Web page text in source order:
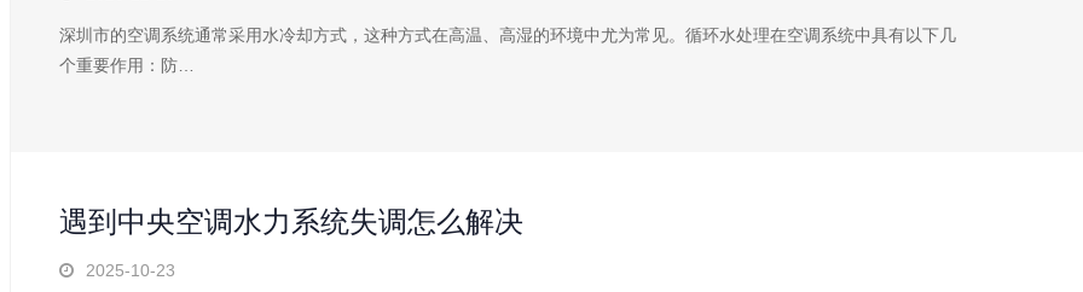
深圳市的空调系统通常采用水冷却方式，这种方式在高温、高湿的环境中尤为常见。循环水处理在空调系统中具有以下几
个重要作用：防…
遇到中央空调水力系统失调怎么解决
2025-10-23